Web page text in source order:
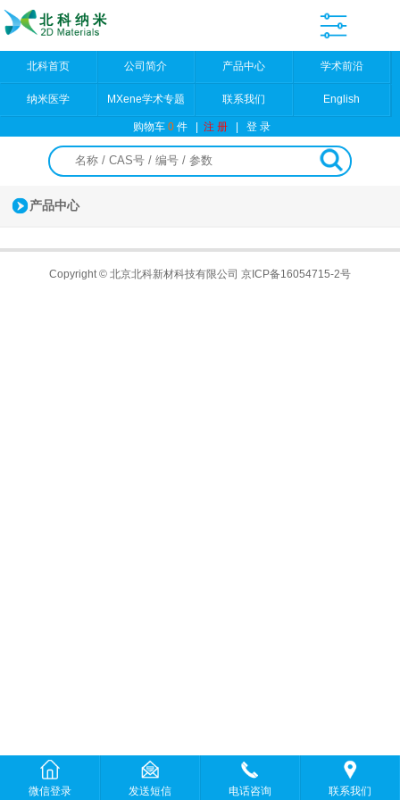
北科首页 公司简介 产品中心 学术前沿
纳米医学 MXene学术专题 联系我们 English
购物车0件 |注 册 |登 录
产品中心
Copyright © 北京北科新材科技有限公司 京ICP备16054715-2号
微信登录 发送短信 电话咨询 联系我们